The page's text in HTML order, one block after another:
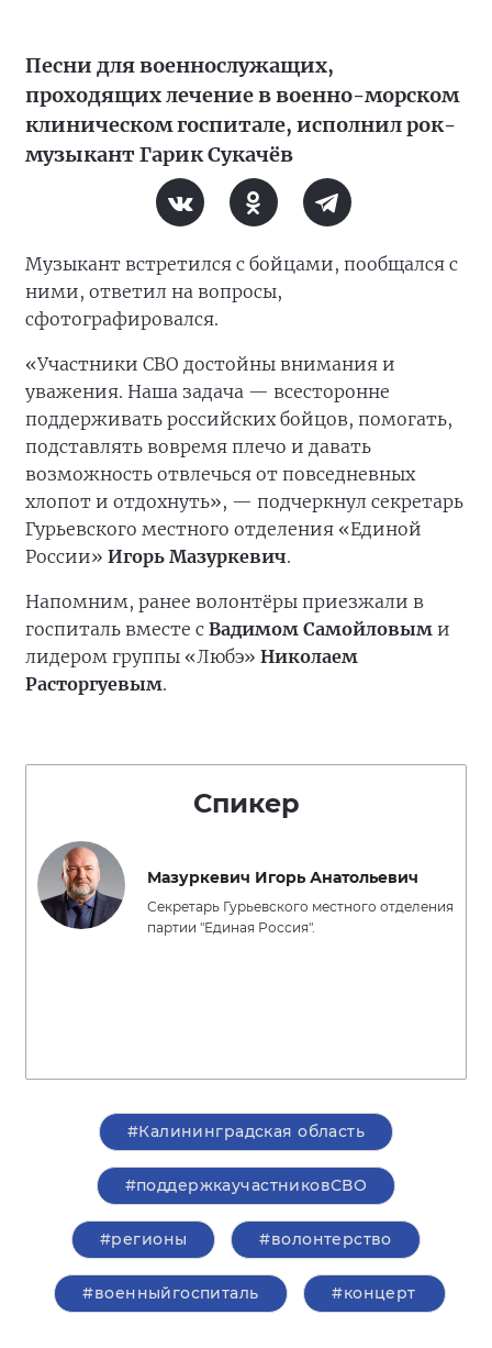
Песни для военнослужащих,
проходящих лечение в военно-морском
клиническом госпитале, исполнил рок-
музыкант Гарик Сукачёв
Музыкант встретился с бойцами, пообщался с
ними, ответил на вопросы,
сфотографировался.
«Участники СВО достойны внимания и
уважения. Наша задача — всесторонне
поддерживать российских бойцов, помогать,
подставлять вовремя плечо и давать
возможность отвлечься от повседневных
хлопот и отдохнуть», — подчеркнул секретарь
Гурьевского местного отделения «Единой
России» Игорь Мазуркевич.
Напомним, ранее волонтёры приезжали в
госпиталь вместе с Вадимом Самойловым и
лидером группы «Любэ» Николаем
Расторгуевым.
Спикер
Мазуркевич Игорь Анатольевич
Секретарь Гурьевского местного отделения
партии "Единая Россия".
#Калининградская область
#поддержкаучастниковСВО
#регионы #волонтерство
#военныйгоспиталь #концерт